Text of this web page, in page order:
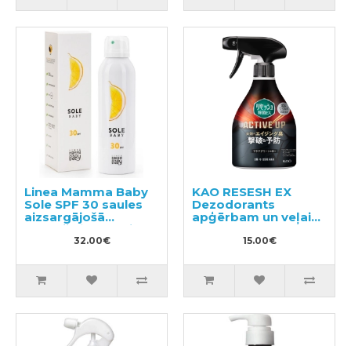
Linea Mamma Baby
Sole SPF 30 saules
aizsargājošā
emulsija ķermenim
32.00€
KAO RESESH EX
Dezodorants
apģērbam un veļai
15.00€